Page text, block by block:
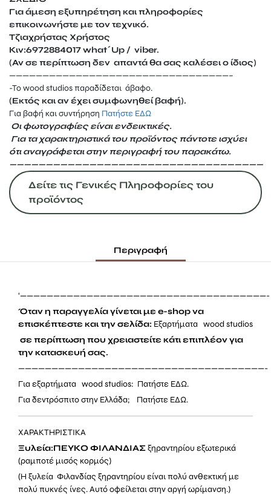
Για άμεση εξυπηρέτηση και πληροφορίες
επικοινωνήστε με τον τεχνικό.
Τζιαχρήστας Χρήστος
Κιν:6972884017 what΄Up / viber.
(Αν σε περίπτωση δεν απαντά θα σας καλέσει ο ίδιος)
—————————————————————————————————–
-Το wood studios παραδίδεται άβαφο.
(Εκτός και αν έχει συμφωνηθεί βαφή).
Για βαφή και συντήρηση Πατήστε ΕΔΩ
Οι φωτογραφίες είναι ενδεικτικές.
Για τα χαρακτηριστικά του προϊόντος πάντοτε ισχύει
ότιαναγράφεταιστην περιγραφή του παρακάτω.
———————————————————————————————————
Δείτε τις Γενικές Πληροφορίες του
προϊόντος
Περιγραφή
‘—————————————————————————————————————-
Όταν η παραγγελία γίνεται με e-shop να
επισκέπτεστε και την σελίδα: Eξαρτήματα wood studios
σε περίπτωση που χρειαστείτε κάτι επιπλέον για
την κατασκευή σας.
—————————————————————————————————————-
Για εξαρτήματα wood studios: Πατήστε ΕΔΩ.
Για δεντρόσπιτο στην Ελλάδα; Πατήστε ΕΔΩ.
ΧΑΡΑΚΤΗΡΙΣΤΙΚΑ
Ξυλεία:ΠΕΥΚΟΦΙΛΑΝΔΙΑΣξηραντηρίου εξωτερικά
(ραμποτέ μισός κορμός)
(Η ξυλεία Φιλανδίας ξηραντηρίου είναι πολύ ανθεκτική με
πολύ πυκνές ίνες. Αυτό οφείλεται στην αργή ωρίμανση.)